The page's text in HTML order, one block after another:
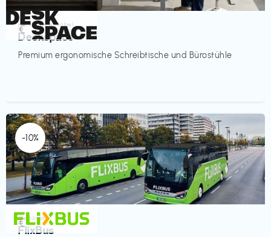
Homeoffice Möbel
Deskspace
Premium ergonomische Schreibtische und Bürostühle
€‎
-10%
Mobilität
FlixBus
€‎